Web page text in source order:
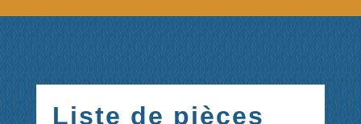
Liste de pièces